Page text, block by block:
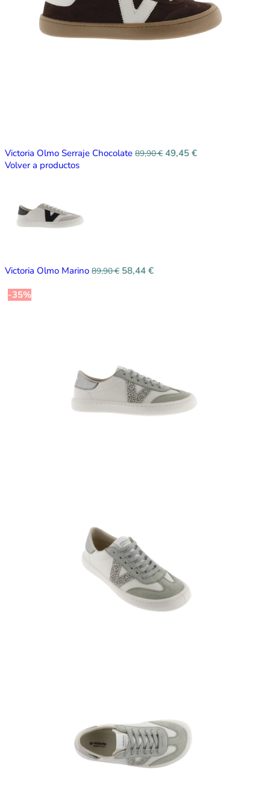
Victoria Olmo Serraje Chocolate 89,90€ 49,45 €
Volver a productos
Victoria Olmo Marino 89,90€ 58,44 €
-35%